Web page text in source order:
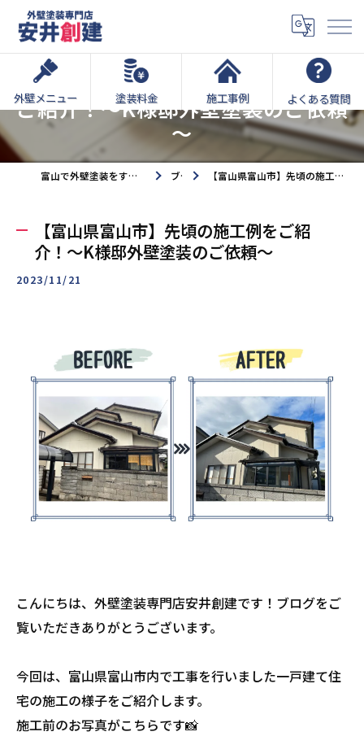
外壁メニュー 塗装料金 施工事例 よくある質問
【富山県富山市】先頃の施工例を
ご紹介！～K様邸外壁塗装のご依頼
～
富山で外壁塗装をするなら外壁塗装専門店安井創建へ ブログ 【富山県富山市】先頃の施工例をご紹介！～K様邸外壁塗装のご依頼～
【富山県富山市】先頃の施工例をご紹
介！～K様邸外壁塗装のご依頼～
2023/11/21
こんにちは、外壁塗装専門店安井創建です！ブログをご
覧いただきありがとうございます。
今回は、富山県富山市内で工事を行いました一戸建て住
宅の施工の様子をご紹介します。
施工前のお写真がこちらです📸